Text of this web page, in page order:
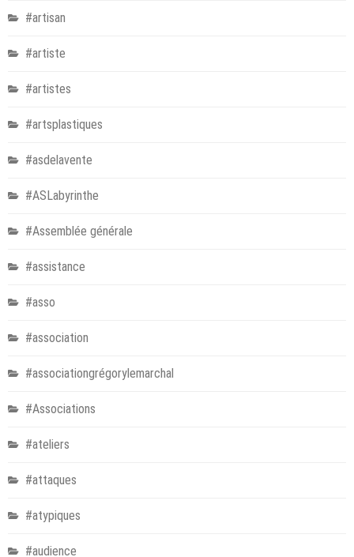
#artisan
#artiste
#artistes
#artsplastiques
#asdelavente
#ASLabyrinthe
#Assemblée générale
#assistance
#asso
#association
#associationgrégorylemarchal
#Associations
#ateliers
#attaques
#atypiques
#audience